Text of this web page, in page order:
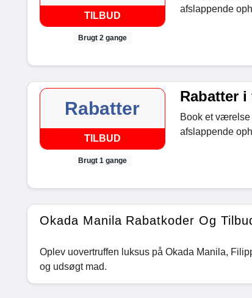
TILBUD
Brugt 2 gange
afslappende
Rabatter
TILBUD
Brugt 1 gange
Rabatter i
Book et værelse
afslappende
Okada Manila Rabatkoder Og
Oplev uovertruffen luksus på Okada Manila,
og udsøgt mad.